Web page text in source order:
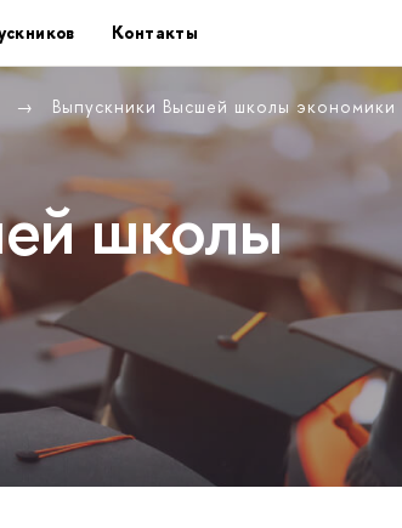
Контакты
Выпускники Высшей школы экономики
школы